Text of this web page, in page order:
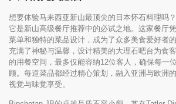
想要体验马来西亚新山最顶尖的日本怀石料理吗
它是新山高级餐厅推荐中的必试之地。这家餐厅
菜单和独特的菜品设计，成为了众多美食爱好者
充满了神秘与温馨，设计精美的大理石吧台为食
的用餐空间，最多仅能容纳12位客人，确保每一
顾。每道菜品都经过精心策划，融入亚洲与欧洲
视觉与味觉享受。